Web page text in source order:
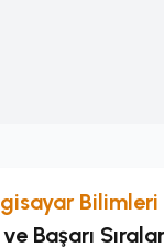
Bilimleri
Başarı